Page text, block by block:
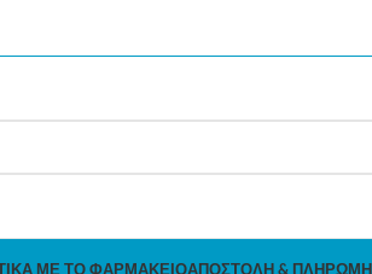
ΜΕ ΤΟ ΦΑΡΜΑΚΕΊΟΑΠΟΣΤΟΛΉ & ΠΛΗΡΩΜΉ